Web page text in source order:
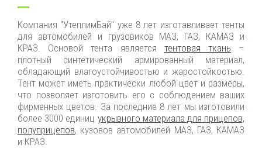
Компания "УтеплимБай" уже 8 лет изготавливает тенты
для автомобилей и грузовиков МАЗ, ГАЗ, КАМАЗ и
КРАЗ. Основой тента является тентовая ткань –
плотный синтетический армированный материал,
обладающий влагоустойчивостью и жаростойкостью.
Тент может иметь практически любой цвет и размеры,
что позволяет изготовить его с соблюдением ваших
фирменных цветов. За последние 8 лет мы изготовили
более 3000 единиц укрывного материала для прицепов,
полуприцепов, кузовов автомобилей МАЗ, ГАЗ, КАМАЗ
и КРАЗ.